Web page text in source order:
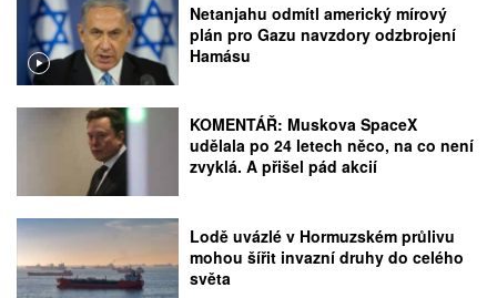
Netanjahu odmítl americký mírový
plán pro Gazu navzdory odzbrojení
Hamásu
KOMENTÁŘ: Muskova SpaceX
udělala po 24 letech něco, na co není
zvyklá. A přišel pád akcií
Lodě uvázlé v Hormuzském průlivu
mohou šířit invazní druhy do celého
světa